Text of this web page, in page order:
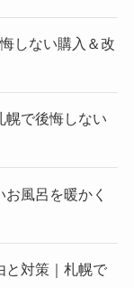
しない購入＆改
幌で後悔しない
風呂を暖かく
と対策｜札幌で